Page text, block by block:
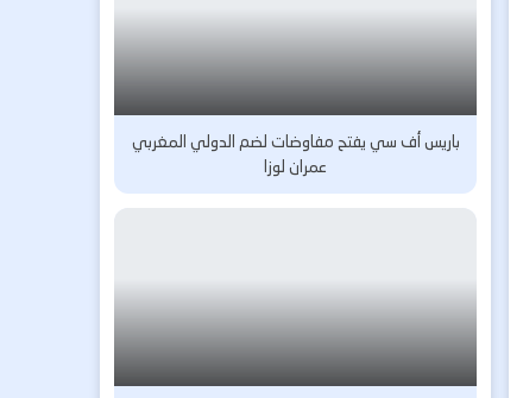
باريس أف سي يفتح مفاوضات لضم الدولي المغربي
عمران لوزا